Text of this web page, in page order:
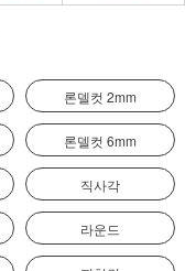
론델컷 2mm
론델컷 6mm
직사각
라운드